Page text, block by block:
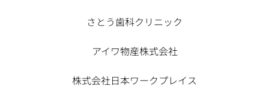
さとう歯科クリニック
アイワ物産株式会社
株式会社日本ワークプレイス